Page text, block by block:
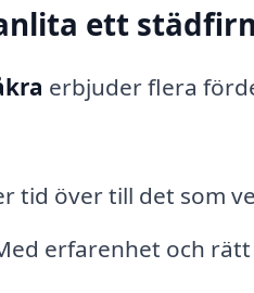
ett
erbjuder flera
tid över till det som
erfarenhet och